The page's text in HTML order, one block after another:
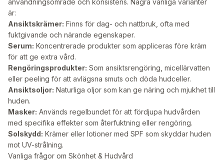
användningsområde och konsistens. Några vanliga varianter
är:
Ansiktskrämer: Finns för dag- och nattbruk, ofta med
fuktgivande och närande egenskaper.
Serum: Koncentrerade produkter som appliceras före kräm
för att ge extra vård.
Rengöringsprodukter: Som ansiktsrengöring, micellärvatten
eller peeling för att avlägsna smuts och döda hudceller.
Ansiktsoljor: Naturliga oljor som kan ge näring och mjukhet till
huden.
Masker: Används regelbundet för att fördjupa hudvården
med specifika effekter som återfuktning eller rengöring.
Solskydd: Krämer eller lotioner med SPF som skyddar huden
mot UV-strålning.
Vanliga frågor om Skönhet & Hudvård